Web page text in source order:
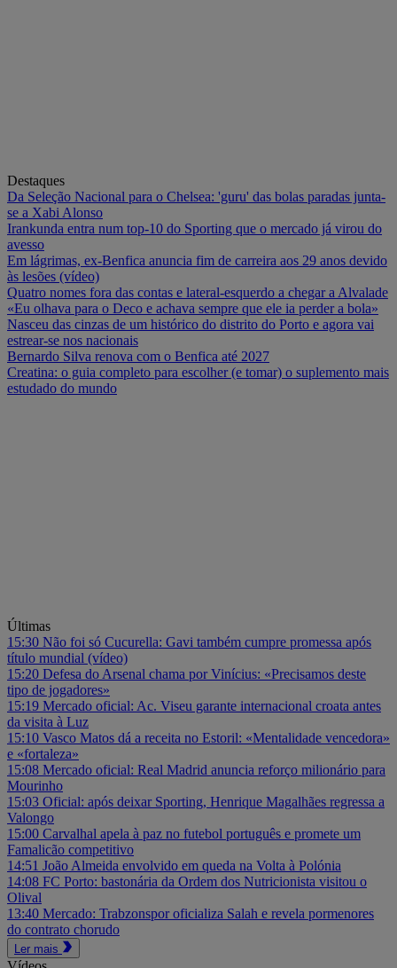
Destaques
Da Seleção Nacional para o Chelsea: 'guru' das bolas paradas junta-
se a Xabi Alonso
Irankunda entra num top-10 do Sporting que o mercado já virou do
avesso
Em lágrimas, ex-Benfica anuncia fim de carreira aos 29 anos devido
às lesões (vídeo)
Quatro nomes fora das contas e lateral-esquerdo a chegar a Alvalade
«Eu olhava para o Deco e achava sempre que ele ia perder a bola»
Nasceu das cinzas de um histórico do distrito do Porto e agora vai
estrear-se nos nacionais
Bernardo Silva renova com o Benfica até 2027
Creatina: o guia completo para escolher (e tomar) o suplemento mais
estudado do mundo
Últimas
15:30 Não foi só Cucurella: Gavi também cumpre promessa após
título mundial (vídeo)
15:20 Defesa do Arsenal chama por Vinícius: «Precisamos deste
tipo de jogadores»
15:19 Mercado oficial: Ac. Viseu garante internacional croata antes
da visita à Luz
15:10 Vasco Matos dá a receita no Estoril: «Mentalidade vencedora»
e «fortaleza»
15:08 Mercado oficial: Real Madrid anuncia reforço milionário para
Mourinho
15:03 Oficial: após deixar Sporting, Henrique Magalhães regressa a
Valongo
15:00 Carvalhal apela à paz no futebol português e promete um
Famalicão competitivo
14:51 João Almeida envolvido em queda na Volta à Polónia
14:08 FC Porto: bastonária da Ordem dos Nutricionista visitou o
Olival
13:40 Mercado: Trabzonspor oficializa Salah e revela pormenores
do contrato chorudo
Ler mais